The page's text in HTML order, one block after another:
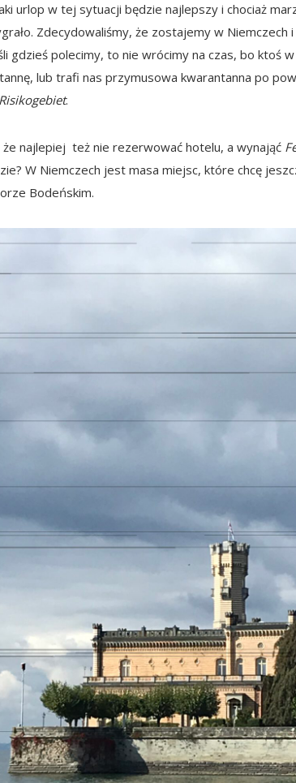
urlop w tej sytuacji będzie najlepszy i chociaż
Zdecydowaliśmy, że zostajemy w Niemczech
gdzieś polecimy, to nie wrócimy na czas, bo ktoś
lub trafi nas przymusowa kwarantanna po
Risikogebiet.
że najlepiej też nie rezerwować hotelu, a wynająć
W Niemczech jest masa miejsc, które chcę
Bodeńskim.